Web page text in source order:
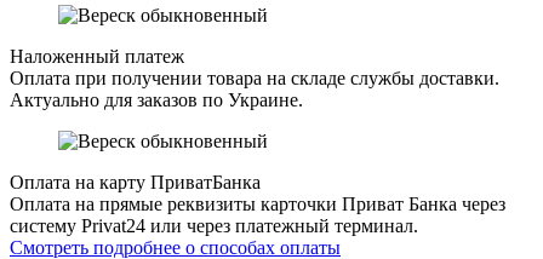
Наложенный платеж
Оплата при получении товара на складе службы доставки.
Актуально для заказов по Украине.
Оплата на карту ПриватБанка
Оплата на прямые реквизиты карточки Приват Банка через
систему Privat24 или через платежный терминал.
Смотреть подробнее о способах оплаты